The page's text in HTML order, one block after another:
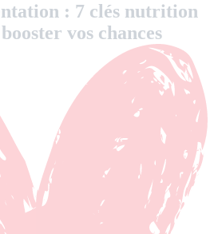
: 7 clés nutrition
vos chances